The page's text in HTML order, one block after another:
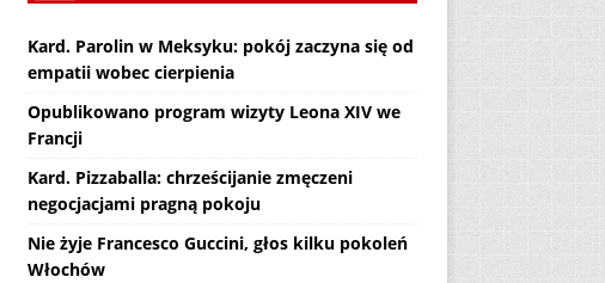
Kard. Parolin w Meksyku: pokój zaczyna się od
empatii wobec cierpienia
Opublikowano program wizyty Leona XIV we
Francji
Kard. Pizzaballa: chrześcijanie zmęczeni
negocjacjami pragną pokoju
Nie żyje Francesco Guccini, głos kilku pokoleń
Włochów